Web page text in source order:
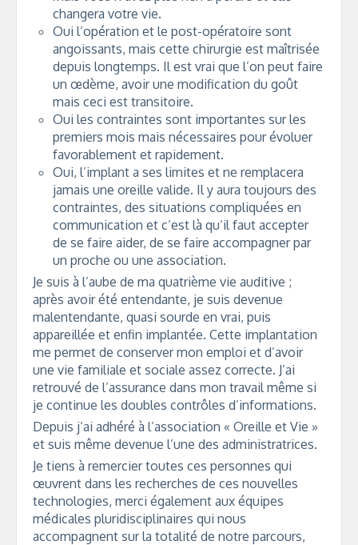
changera votre vie.
Oui l’opération et le post-opératoire sont
angoissants, mais cette chirurgie est maîtrisée
depuis longtemps. Il est vrai que l’on peut faire
un œdème, avoir une modification du goût
mais ceci est transitoire.
Oui les contraintes sont importantes sur les
premiers mois mais nécessaires pour évoluer
favorablement et rapidement.
Oui, l’implant a ses limites et ne remplacera
jamais une oreille valide. Il y aura toujours des
contraintes, des situations compliquées en
communication et c’est là qu’il faut accepter
de se faire aider, de se faire accompagner par
un proche ou une association.
Je suis à l’aube de ma quatrième vie auditive ;
après avoir été entendante, je suis devenue
malentendante, quasi sourde en vrai, puis
appareillée et enfin implantée. Cette implantation
me permet de conserver mon emploi et d’avoir
une vie familiale et sociale assez correcte. J’ai
retrouvé de l’assurance dans mon travail même si
je continue les doubles contrôles d’informations.
Depuis j’ai adhéré à l’association « Oreille et Vie »
et suis même devenue l’une des administratrices.
Je tiens à remercier toutes ces personnes qui
œuvrent dans les recherches de ces nouvelles
technologies, merci également aux équipes
médicales pluridisciplinaires qui nous
accompagnent sur la totalité de notre parcours,